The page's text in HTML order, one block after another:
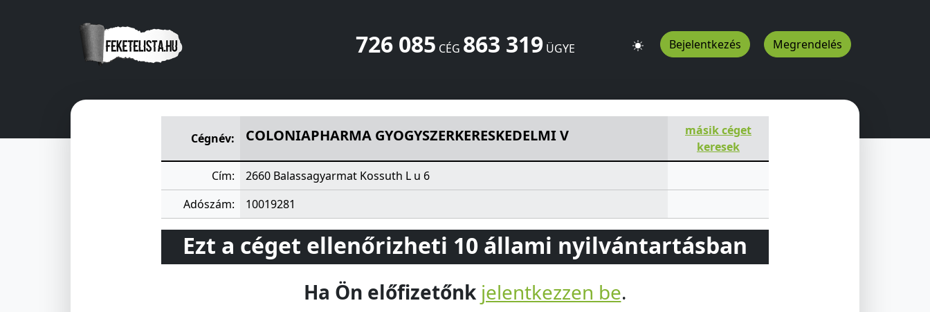
726 085 CÉG 863 319ÜGYE Bejelentkezés Megrendelés
Cégnév:
COLONIAPHARMA GYOGYSZERKERESKEDELMI V
másik céget
keresek
Cím:
2660 Balassagyarmat Kossuth L u 6
Adószám:
10019281
Ezt a céget ellenőrizheti 10 állami nyilvántartásban
Ha Ön előfizetőnk jelentkezzen be.